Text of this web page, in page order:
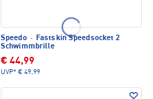
Speedo · Fastskin Speedsocket 2
Schwimmbrille
€ 44,99
UVP* € 49,99